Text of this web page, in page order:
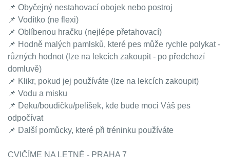
📌 Obyčejný nestahovací obojek nebo postroj
📌 Vodítko (ne flexi)
📌 Oblíbenou hračku (nejlépe přetahovací)
📌 Hodně malých pamlsků, které pes může rychle polykat -
různých hodnot (lze na lekcích zakoupit - po předchozí
domluvě)
📌 Klikr, pokud jej používáte (lze na lekcích zakoupit)
📌 Vodu a misku
📌 Deku/boudičku/pelíšek, kde bude moci Váš pes
odpočívat
📌 Další pomůcky, které při tréninku používáte
CVIČÍME NA LETNÉ - PRAHA 7